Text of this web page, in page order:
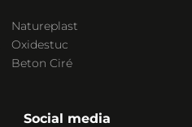
Natureplast
Oxidestuc
Beton Ciré
Social media